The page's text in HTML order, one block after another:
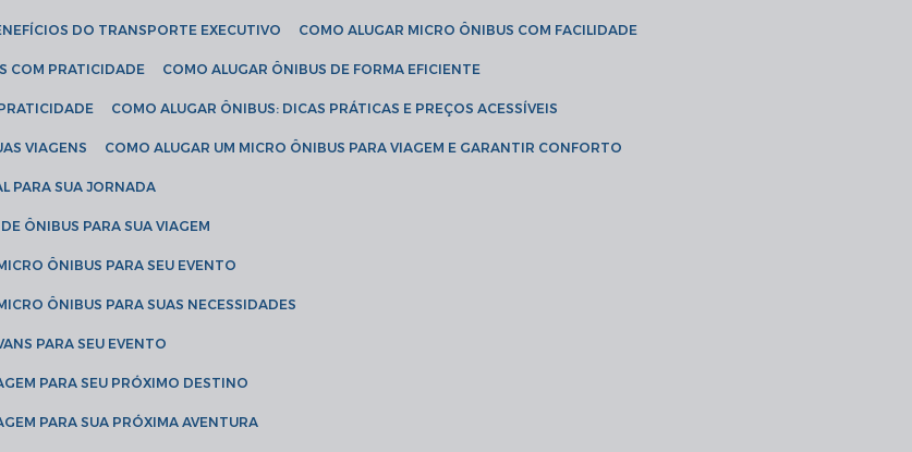
DO TRANSPORTE EXECUTIVO COMO ALUGAR MICRO ÔNIBUS COM FACILIDADE
COM PRATICIDADE COMO ALUGAR ÔNIBUS DE FORMA EFICIENTE
COMO ALUGAR ÔNIBUS: DICAS PRÁTICAS E PREÇOS ACESSÍVEIS
VIAGENS COMO ALUGAR UM MICRO ÔNIBUS PARA VIAGEM E GARANTIR CONFORTO
PARA SUA JORNADA
ÔNIBUS PARA SUA VIAGEM
ÔNIBUS PARA SEU EVENTO
ÔNIBUS PARA SUAS NECESSIDADES
PARA SEU EVENTO
PARA SEU PRÓXIMO DESTINO
PARA SUA PRÓXIMA AVENTURA